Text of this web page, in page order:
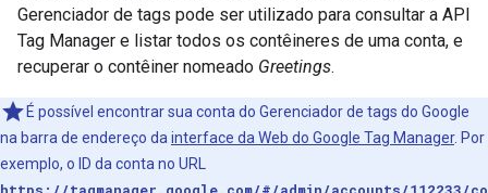
Gerenciador de tags pode ser utilizado para consultar a API
Tag Manager e listar todos os contêineres de uma conta, e
recuperar o contêiner nomeado Greetings.
É possível encontrar sua conta do Gerenciador de tags do Google
na barra de endereço da interface da Web do Google Tag Manager. Por
exemplo, o ID da conta no URL